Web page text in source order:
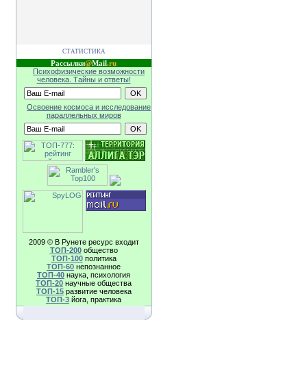
СТАТИСТИКА
Рассылки@Mail.ru
Психофизические возможности
человека. Тайны и ответы!
Освоение космоса и исследование
параллельных миров
2009 © В Рунете ресурс входит
TOП-200общество
TOП-100политика
TOП-60 непознанное
TOП-40 наука, психология
TOП-20 научные общества
TOП-15 развитие человека
TOП-3 йога, практика